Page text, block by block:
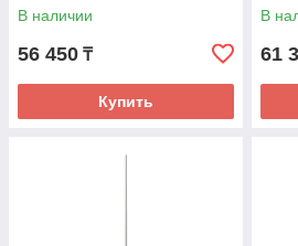
В наличии
56 450 ₸
Купить
В
61